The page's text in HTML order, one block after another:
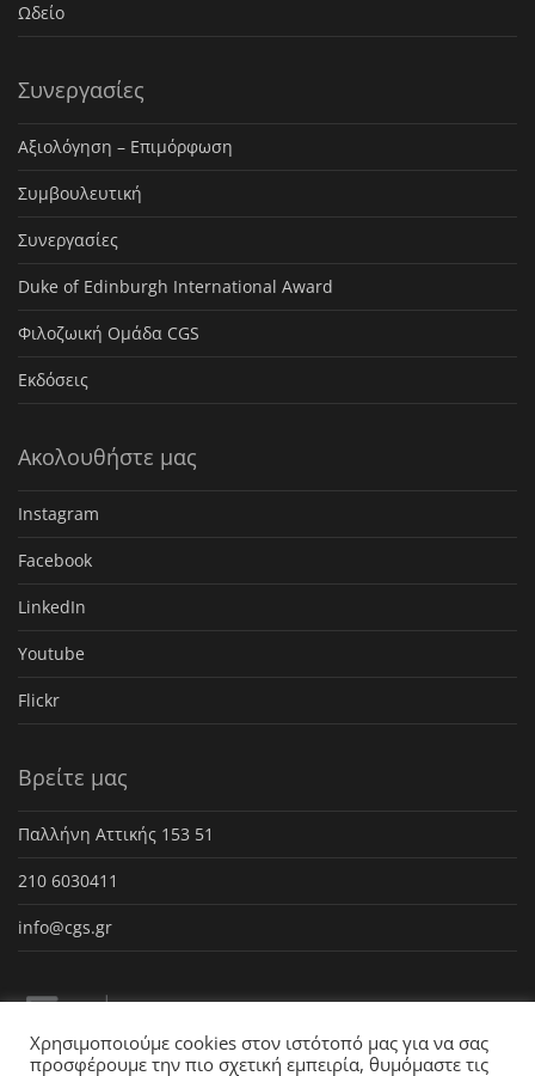
Ωδείο
Συνεργασίες
Αξιολόγηση – Επιμόρφωση
Συμβουλευτική
Συνεργασίες
Duke of Edinburgh International Award
Φιλοζωική Ομάδα CGS
Εκδόσεις
Ακολουθήστε μας
Instagram
Facebook
LinkedIn
Youtube
Flickr
Βρείτε μας
Παλλήνη Αττικής 153 51
210 6030411
info@cgs.gr
Χρησιμοποιούμε cookies στον ιστότοπό μας για να σας
προσφέρουμε την πιο σχετική εμπειρία, θυμόμαστε τις